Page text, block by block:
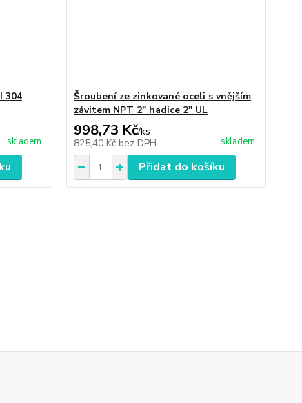
304
skladem
Šroubení ze zinkované oceli s vnějším
závitem NPT 2" hadice 2" UL
998,73 Kč/ks
825,40 Kč bez DPH skladem
Přidat do košíku